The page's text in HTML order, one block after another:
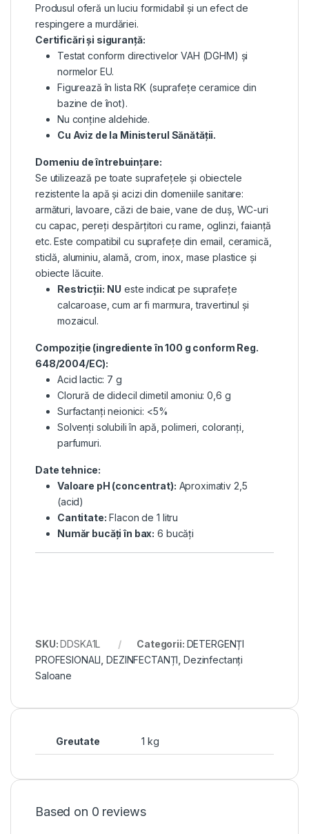
Produsul oferă un luciu formidabil și un efect de
respingere a murdăriei.
Certificări și siguranță:
Testat conform directivelor VAH (DGHM) și
normelor EU.
Figurează în lista RK (suprafețe ceramice din
bazine de înot).
Nu conține aldehide.
Cu Aviz de la Ministerul Sănătății.
Domeniu de întrebuințare:
Se utilizează pe toate suprafețele și obiectele
rezistente la apă și acizi din domeniile sanitare:
armături, lavoare, căzi de baie, vane de duș, WC-uri
cu capac, pereți despărțitori cu rame, oglinzi, faianță
etc. Este compatibil cu suprafețe din email, ceramică,
sticlă, aluminiu, alamă, crom, inox, mase plastice și
obiecte lăcuite.
Restricții: NU este indicat pe suprafețe
calcaroase, cum ar fi marmura, travertinul și
mozaicul.
Compoziție (ingrediente în 100 g conform Reg.
648/2004/EC):
Acid lactic: 7 g
Clorură de didecil dimetil amoniu: 0,6 g
Surfactanți neionici: <5%
Solvenți solubili în apă, polimeri, coloranți,
parfumuri.
Date tehnice:
Valoare pH (concentrat): Aproximativ 2,5
(acid)
Cantitate: Flacon de 1 litru
Număr bucăți în bax: 6 bucăți
SKU:DDSKA1L Categorii: DETERGENȚI
PROFESIONALI ,DEZINFECTANȚI Dezinfectanți
Saloane
Greutate 1 kg
Based on 0 reviews